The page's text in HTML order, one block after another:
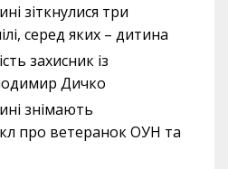
зіткнулися три
серед яких – дитина
захисник із
Дичко
знімають
про ветеранок ОУН та